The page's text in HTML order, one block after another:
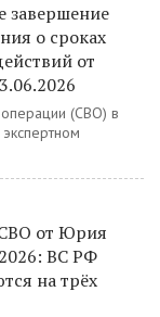
завершение
о сроках
от
операции (СВО) в
от Юрия
ВС РФ
на трёх